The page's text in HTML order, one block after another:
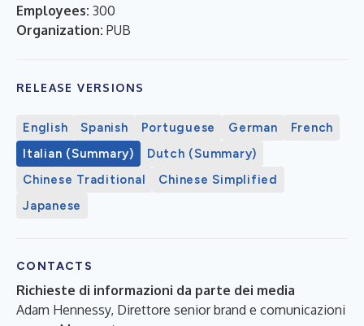
Employees: 300
Organization: PUB
RELEASE VERSIONS
English Spanish Portuguese German
French
Italian (Summary)
Dutch (Summary)
Chinese Traditional
Chinese Simplified
Japanese
CONTACTS
Richieste di informazioni da parte dei media
Adam Hennessy, Direttore senior brand e comunicazioni